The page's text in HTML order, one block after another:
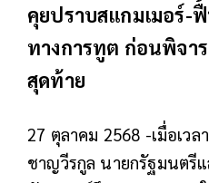
คุยปราบสแกมเมอร์-
ทางการทูต ก่อนพิจา
สุดท้าย
27 ตุลาคม 2568 -เมื่อเว
ชาญวีรกูล นายกรัฐมนตรี